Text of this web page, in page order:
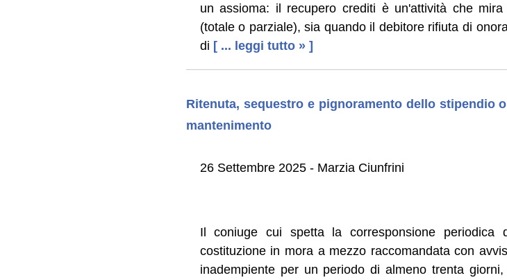
un assioma: il recupero crediti è un'attività che
(totale o parziale), sia quando il debitore rifiuta di
di [ ... leggi tutto » ]
Ritenuta, sequestro e pignoramento dello stipendio
mantenimento
26 Settembre 2025 - Marzia Ciunfrini
Il coniuge cui spetta la corresponsione periodica
costituzione in mora a mezzo raccomandata con
inadempiente per un periodo di almeno trenta